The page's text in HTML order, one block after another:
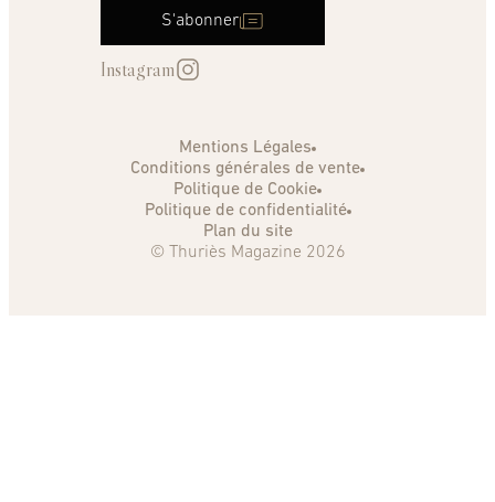
S'abonner
Instagram
Mentions Légales
Conditions générales de vente
Politique de Cookie
Politique de confidentialité
Plan du site
© Thuriès Magazine 2026